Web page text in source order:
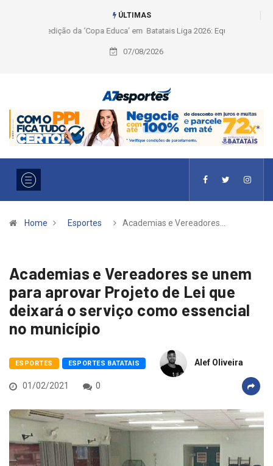
ÚLTIMAS
Liga 2026: Equipes rompem com a LABE na Série Ouro e entidade define
a 2° fase, times e formato
07/08/2026
Home Esportes Academias e Vereadores…
Academias e Vereadores se unem
para aprovar Projeto de Lei que
deixará o serviço como essencial
no município
ESPORTES ESPORTES BATATAIS Alef Oliveira
01/02/2021 0